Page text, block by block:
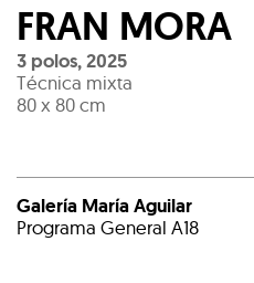
FRAN MORA
3 polos,2025
Técnica mixta
80 x 80 cm
Galería María Aguilar
Programa General A18